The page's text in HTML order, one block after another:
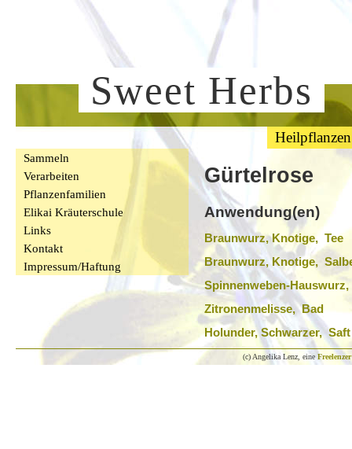
Sweet Herbs
Heilpflanzen
Sammeln
Verarbeiten
Pflanzenfamilien
Elikai Kräuterschule
Links
Kontakt
Impressum/Haftung
Gürtelrose
Anwendung(en)
Braunwurz, Knotige, Tee
Braunwurz, Knotige,
Spinnenweben-
Zitronenmelisse, Bad
Holunder, Schwarzer, Saft
(c) Angelika Lenz, eine Freelenzer